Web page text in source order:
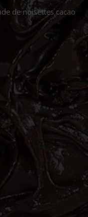
de noisettes cacao